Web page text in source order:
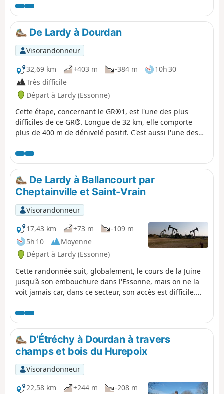
avec ses étangs, ses roselières et ses observatoires à
oiseaux, constitue le point d'orgue de cette randonnée.
De Lardy à Dourdan
Visorandonneur
32,69 km
+403 m -384 m
10h 30
Très difficile
Départ à Lardy (Essonne)
Cette étape, concernant le GR®1, est l'une des plus
difficiles de ce GR®. Longue de 32 km, elle comporte
plus de 400 m de dénivelé positif. C'est aussi l'une des
de croiser de magnifiques monuments, comme l'Église
Saint-Sulpice, l'Église Saint-Yon, l'église de Sermaise
ainsi que le Château de Dourdan. D'autres monuments
sont à visiter dans cette ville. L'essentiel du parcours se
fait en campagne, avec plusieurs montées et descentes
dans les vallées. Le parcours rencontre de très
nombreux villages, plus ou moins grand.
De Lardy à Ballancourt par
Cheptainville et Saint-Vrain
Visorandonneur
17,43 km
+73 m
-109 m
5h 10
Moyenne
Départ à Lardy (Essonne)
Cette randonnée suit, globalement, le cours de la Juine
jusqu'à son embouchure dans l'Essonne, mais on ne la
voit jamais car, dans ce secteur, son accès est difficile.
de Cheptainville de Saint-Vrain, les chemins entre les
champs et les parcours en secteur urbanisé. L'obélisque
de Saint-Vrain, en lisière de forêt, constitue une
curiosité.
D'Étréchy à Dourdan à travers
champs et bois du Hurepoix
Visorandonneur
22,58 km
+244 m
-208 m